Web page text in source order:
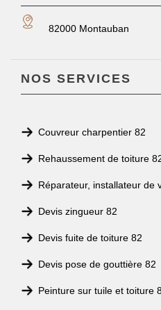
82000 Montauban
NOS SERVICES
Couvreur charpentier 82
Rehaussement de toiture
Réparateur, installateur de
Devis zingueur 82
Devis fuite de toiture 82
Devis pose de gouttière 82
Peinture sur tuile et toiture